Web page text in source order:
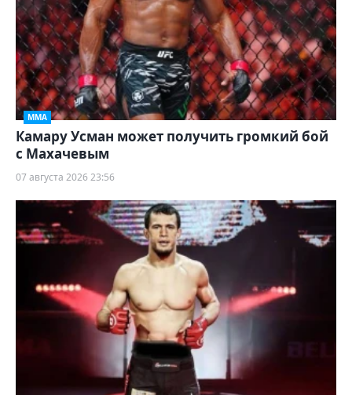
ММА
Камару Усман может получить громкий бой
с Махачевым
07 августа 2026 23:56